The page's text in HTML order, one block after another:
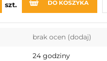
szt. DO KOSZYKA
brak ocen (dodaj)
24 godziny